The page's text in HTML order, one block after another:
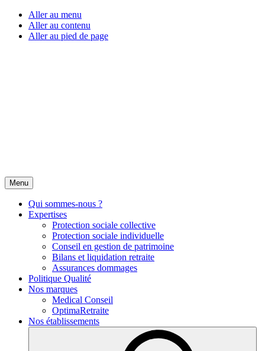
Aller au menu
Aller au contenu
Aller au pied de page
Menu
Qui sommes-nous ?
Expertises
Protection sociale collective
Protection sociale individuelle
Conseil en gestion de patrimoine
Bilans et liquidation retraite
Assurances dommages
Politique Qualité
Nos marques
Medical Conseil
OptimaRetraite
Nos établissements